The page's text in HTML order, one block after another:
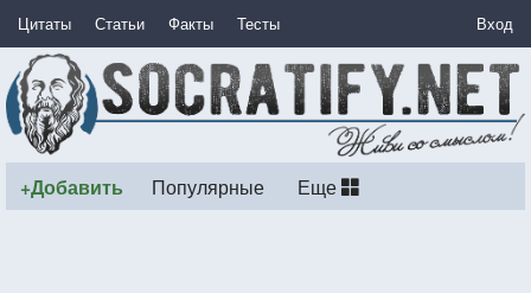
Цитаты Статьи Факты Тесты Вход
+Добавить Популярные Еще